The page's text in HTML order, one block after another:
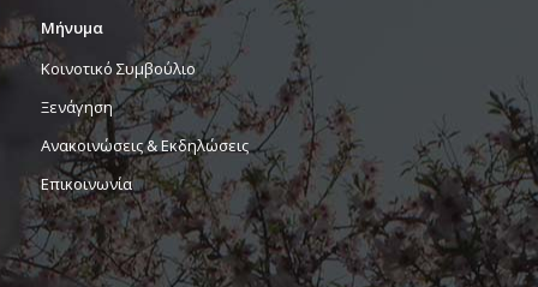
Μήνυμα
Κοινοτικό Συμβούλιο
Ξενάγηση
Ανακοινώσεις & Εκδηλώσεις
Επικοινωνία